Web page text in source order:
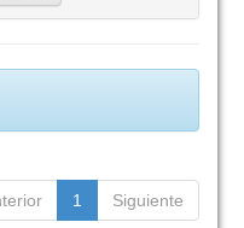
1 Siguiente